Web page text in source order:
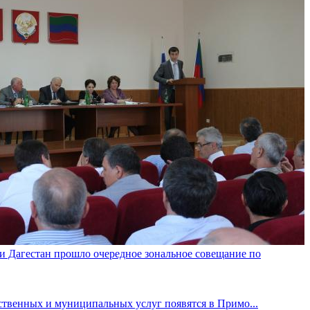
прошло очередное зональное совещание по
и муниципальных услуг появятся в Примо...